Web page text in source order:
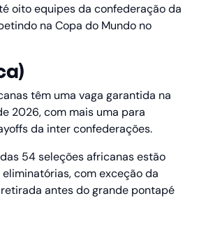
oito equipes da confederação da
na Copa do Mundo no
têm uma vaga garantida na
2026, com mais uma para
da inter confederações.
54 seleções africanas estão
com exceção da
antes do grande pontapé